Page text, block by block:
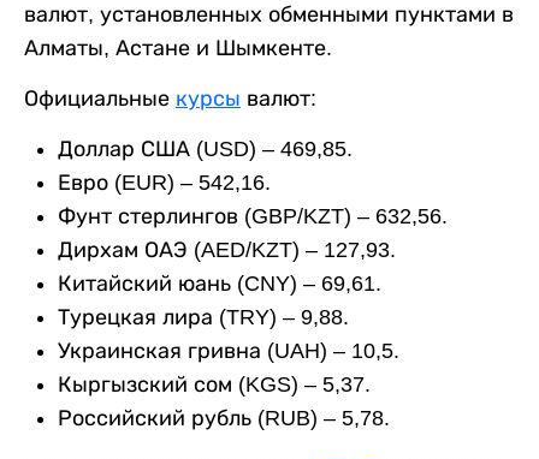
валют, установленных обменными пунктами в
Алматы, Астане и Шымкенте.
Официальные курсы валют:
Доллар США (USD) – 469,85.
Евро (EUR) – 542,16.
Фунт стерлингов (GBP/KZT) – 632,56.
Дирхам ОАЭ (AED/KZT) – 127,93.
Китайский юань (CNY) – 69,61.
Турецкая лира (TRY) – 9,88.
Украинская гривна (UAH) – 10,5.
Кыргызский сом (KGS) – 5,37.
Российский рубль (RUB) – 5,78.